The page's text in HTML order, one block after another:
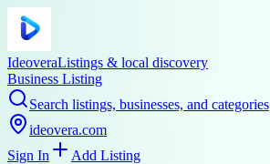
IdeoveraListings & local discovery
Business Listing
Search listings, businesses, and categories
ideovera.com
Sign In
Add Listing